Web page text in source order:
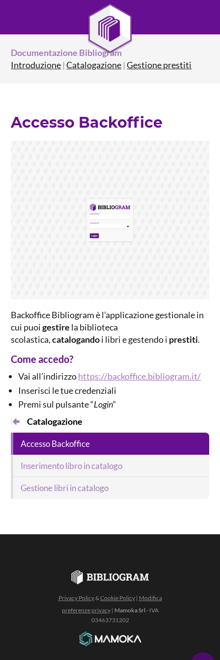
Documentazione Bibliogram
Introduzione |Catalogazione |Gestione prestiti
Accesso Backoffice
Backoffice Bibliogram è l’applicazione gestionale in
cui puoigestire la biblioteca
scolastica,catalogandoi libri e gestendo i prestiti.
Come accedo?
Vai all’indirizzohttps://backoffice.bibliogram.it/
Inserisci le tue credenziali
Premi sul pulsante “Login“
Catalogazione
Accesso Backoffice
Inserimento libro in catalogo
Gestione libri in catalogo
Privacy Policy&Cookie Policy| Modifica
preferenze privacy| Mamoka Srl- IVA
03463731202